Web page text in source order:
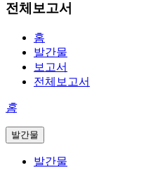
전체보고서
홈
발간물
보고서
전체보고서
홈
발간물
발간물